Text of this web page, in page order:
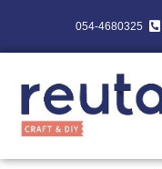
054-4680325